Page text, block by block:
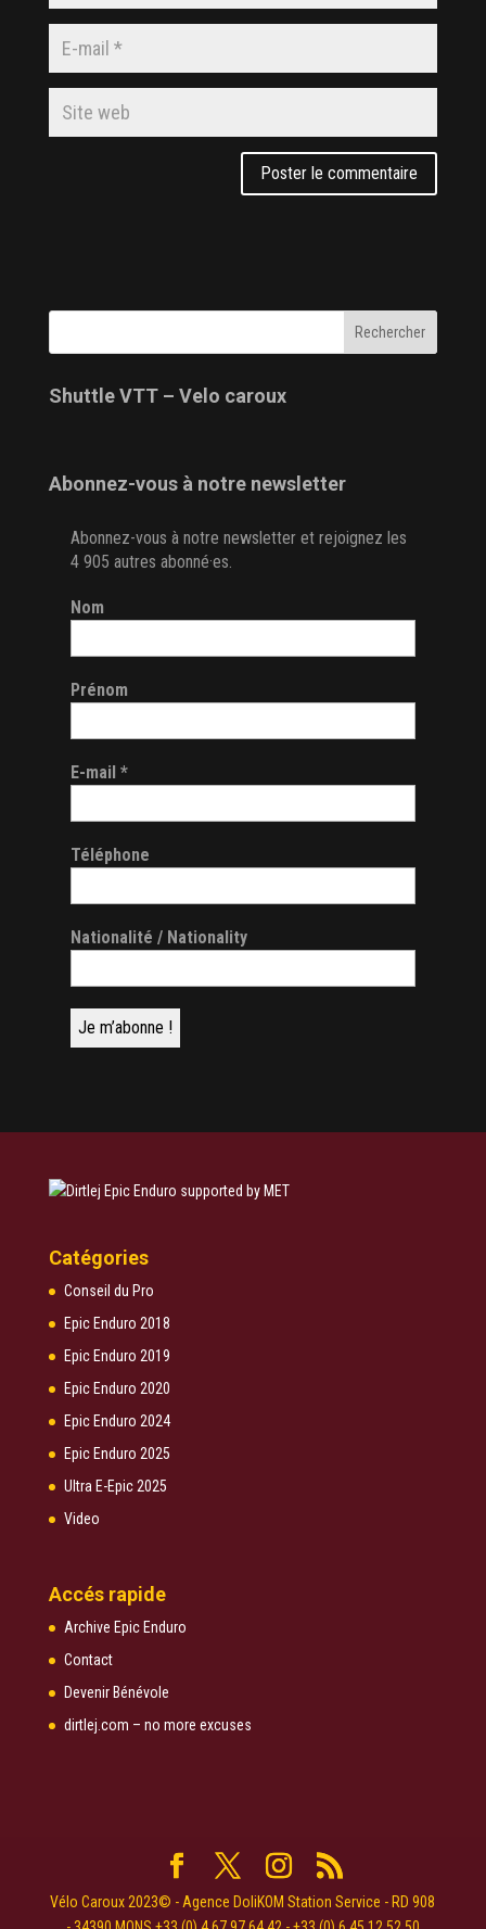
Shuttle VTT – Velo caroux
Abonnez-vous à notre newsletter
Abonnez-vous à notre newsletter et rejoignez les
4 905 autres abonné·es.
Nom
Prénom
E-mail *
Téléphone
Nationalité / Nationality
Catégories
Conseil du Pro
Epic Enduro 2018
Epic Enduro 2019
Epic Enduro 2020
Epic Enduro 2024
Epic Enduro 2025
Ultra E-Epic 2025
Video
Accés rapide
Archive Epic Enduro
Contact
Devenir Bénévole
dirtlej.com – no more excuses
Vélo Caroux 2023© - Agence DoliKOM Station Service - RD 908